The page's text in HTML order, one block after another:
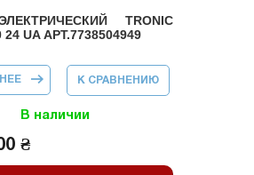
TRONIC
24 UA АРТ.7738504949
₴
К СРАВНЕНИЮ
В наличии
О КОТЕЛ
ЭЛЕКТРИЧЕСКИЙ
3500 24 UA
АРТ.7738504949